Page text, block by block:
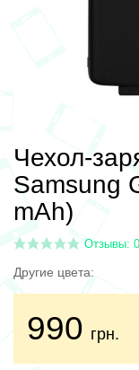
Чехол-
Samsung
mAh)
Отзывы: 0
Другие цвета:
990 грн.